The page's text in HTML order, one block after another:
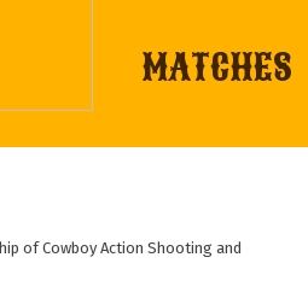
MATCHES
of Cowboy Action Shooting and